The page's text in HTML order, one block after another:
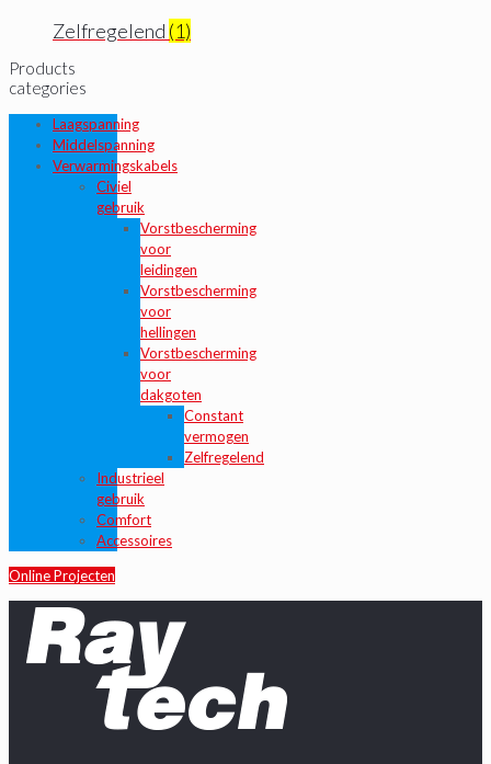
Zelfregelend (1)
Products
categories
Laagspanning
Middelspanning
Verwarmingskabels
Civiel
gebruik
Vorstbescherming
voor
leidingen
Vorstbescherming
voor
hellingen
Vorstbescherming
voor
dakgoten
Constant
vermogen
Zelfregelend
Industrieel
gebruik
Comfort
Accessoires
Online Projecten